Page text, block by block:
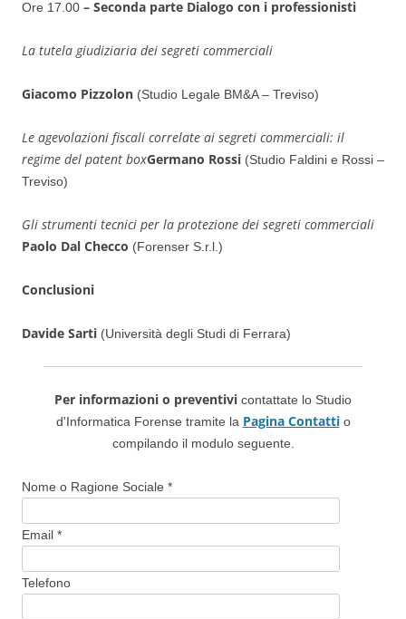
Ore 17.00 – Seconda parte Dialogo con i professionisti
La tutela giudiziaria dei segreti commerciali
Giacomo Pizzolon (Studio Legale BM&A – Treviso)
Le agevolazioni fiscali correlate ai segreti commerciali: il
regime del patent boxGermano Rossi (Studio Faldini e Rossi –
Treviso)
Gli strumenti tecnici per la protezione dei segreti commerciali
Paolo Dal Checco (Forenser S.r.l.)
Conclusioni
Davide Sarti (Università degli Studi di Ferrara)
Per informazioni o preventivi contattate lo Studio
d'Informatica Forense tramite la Pagina Contattio
compilando il modulo seguente.
Nome o Ragione Sociale *
Email *
Telefono